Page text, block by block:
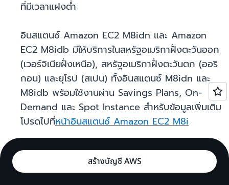
ที่มีเวลาแฝงต่ำ
อินสแตนซ์ Amazon EC2 M8idn และ Amazon
EC2 M8idb มีให้บริการในสหรัฐอเมริกาฝั่งตะวันออก
(เวอร์จิเนียฝั่งเหนือ), สหรัฐอเมริกาฝั่งตะวันตก (ออริ
กอน) และยุโรป (สเปน) ทั้งอินสแตนซ์ M8idn และ
M8idb พร้อมใช้งานผ่าน Savings Plans, On-
Demand และ Spot Instance สำหรับข้อมูลเพิ่มเติม
โปรดไปที่หน้าอินสแตนซ์ Amazon EC2 M8i
สร้างบัญชี AWS